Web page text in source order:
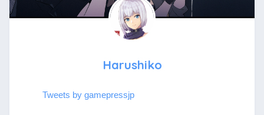
Harushiko
Tweets by gamepressjp